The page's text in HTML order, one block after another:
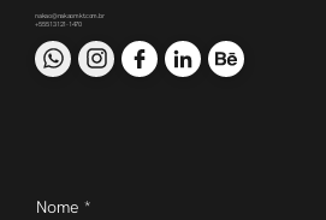
nakao@nakaomkt.com.br
+55 51 3121-1470
Nome *